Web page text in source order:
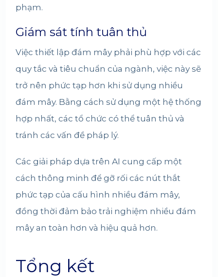
phạm.
Giám sát tính tuân thủ
Việc thiết lập đám mây phải phù hợp với các
quy tắc và tiêu chuẩn của ngành, việc này sẽ
trở nên phức tạp hơn khi sử dụng nhiều
đám mây. Bằng cách sử dụng một hệ thống
hợp nhất, các tổ chức có thể tuân thủ và
tránh các vấn đề pháp lý.
Các giải pháp dựa trên AI cung cấp một
cách thông minh để gỡ rối các nút thắt
phức tạp của cấu hình nhiều đám mây,
đồng thời đảm bảo trải nghiệm nhiều đám
mây an toàn hơn và hiệu quả hơn.
Tổng kết